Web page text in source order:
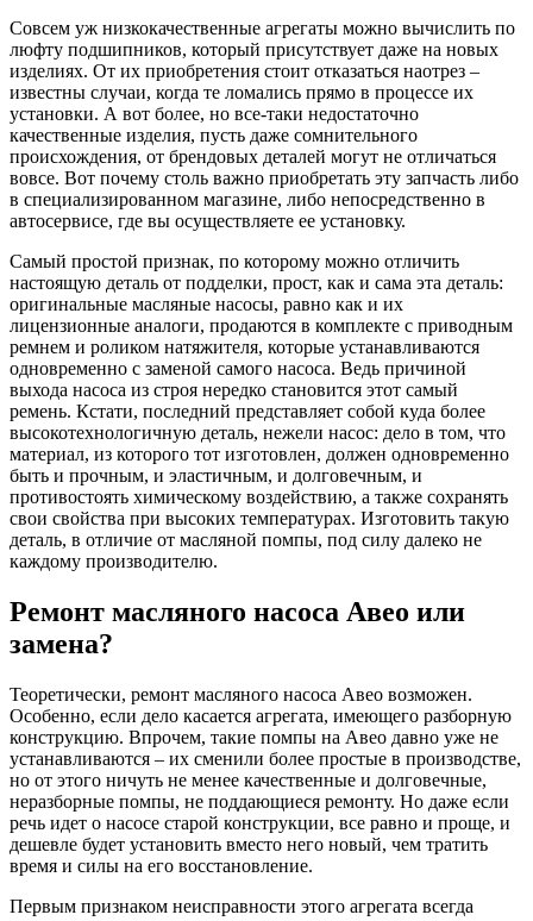
Совсем уж низкокачественные агрегаты можно вычислить по
люфту подшипников, который присутствует даже на новых
изделиях. От их приобретения стоит отказаться наотрез –
известны случаи, когда те ломались прямо в процессе их
установки. А вот более, но все-таки недостаточно
качественные изделия, пусть даже сомнительного
происхождения, от брендовых деталей могут не отличаться
вовсе. Вот почему столь важно приобретать эту запчасть либо
в специализированном магазине, либо непосредственно в
автосервисе, где вы осуществляете ее установку.
Самый простой признак, по которому можно отличить
настоящую деталь от подделки, прост, как и сама эта деталь:
оригинальные масляные насосы, равно как и их
лицензионные аналоги, продаются в комплекте с приводным
ремнем и роликом натяжителя, которые устанавливаются
одновременно с заменой самого насоса. Ведь причиной
выхода насоса из строя нередко становится этот самый
ремень. Кстати, последний представляет собой куда более
высокотехнологичную деталь, нежели насос: дело в том, что
материал, из которого тот изготовлен, должен одновременно
быть и прочным, и эластичным, и долговечным, и
противостоять химическому воздействию, а также сохранять
свои свойства при высоких температурах. Изготовить такую
деталь, в отличие от масляной помпы, под силу далеко не
каждому производителю.
Ремонт масляного насоса Авео или
замена?
Теоретически, ремонт масляного насоса Авео возможен.
Особенно, если дело касается агрегата, имеющего разборную
конструкцию. Впрочем, такие помпы на Авео давно уже не
устанавливаются – их сменили более простые в производстве,
но от этого ничуть не менее качественные и долговечные,
неразборные помпы, не поддающиеся ремонту. Но даже если
речь идет о насосе старой конструкции, все равно и проще, и
дешевле будет установить вместо него новый, чем тратить
время и силы на его восстановление.
Первым признаком неисправности этого агрегата всегда